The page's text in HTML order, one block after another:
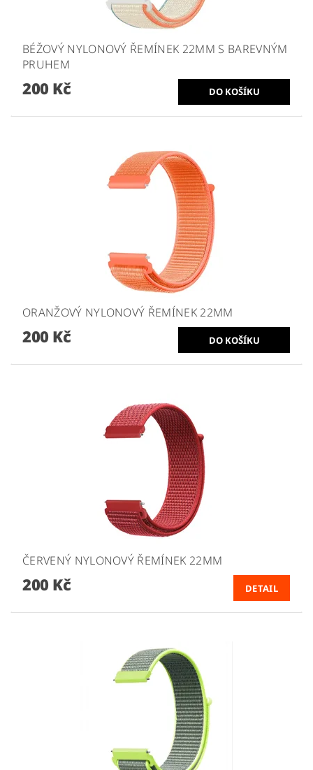
BÉŽOVÝ NYLONOVÝ ŘEMÍNEK 22MM S BAREVNÝM
PRUHEM
200 Kč
ORANŽOVÝ NYLONOVÝ ŘEMÍNEK 22MM
200 Kč
ČERVENÝ NYLONOVÝ ŘEMÍNEK 22MM
200 Kč DETAIL